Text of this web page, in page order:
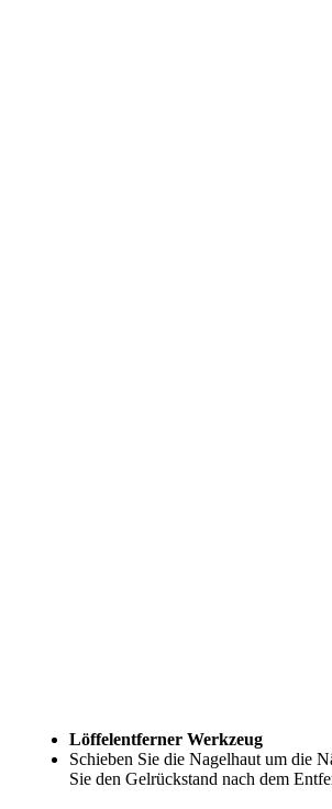
Löffelentferner Werkzeug
Schieben Sie die Nagelhaut um die
Sie den Gelrückstand nach dem